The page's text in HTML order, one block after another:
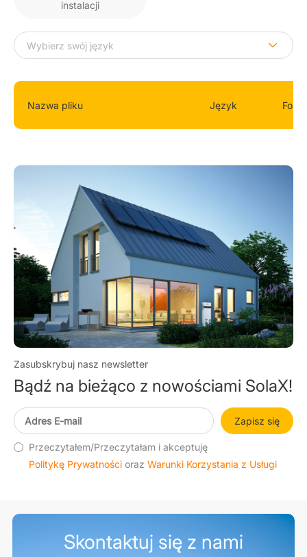
instalacji
Nazwa pliku Język
Zasubskrybuj nasz newsletter
Bądź na bieżąco z nowościami SolaX!
Zapisz się
Przeczytałem/Przeczytałam i akceptuję
Politykę Prywatności oraz Warunki Korzystania z Usługi
Skontaktuj się z nami